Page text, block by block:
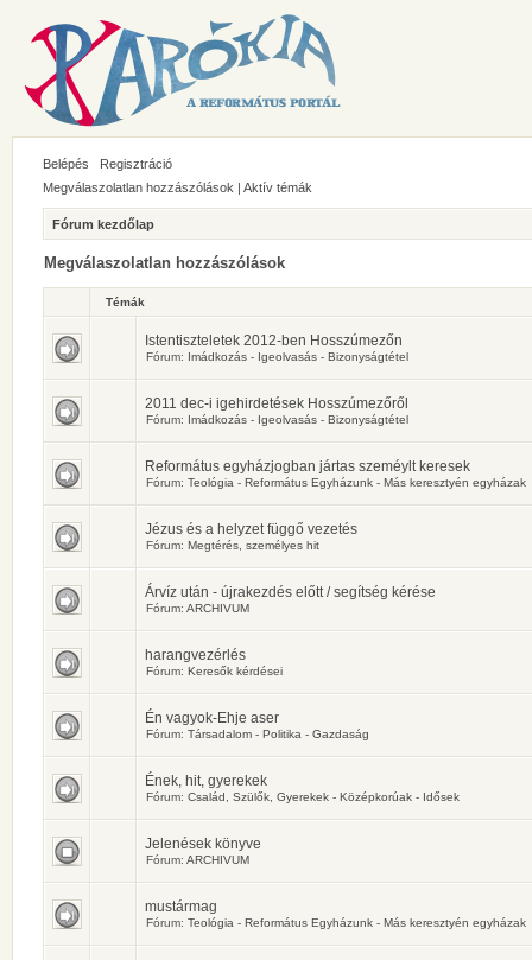
Belépés
Regisztráció
Megválaszolatlan hozzászólások | Aktív témák
Fórum kezdőlap
Megválaszolatlan hozzászólások
Témák
Istentiszteletek 2012-ben Hosszúmezőn
Fórum: Imádkozás - Igeolvasás - Bizonyságtétel
2011 dec-i igehirdetések Hosszúmezőről
Fórum: Imádkozás - Igeolvasás - Bizonyságtétel
Református egyházjogban jártas szeméylt keresek
Fórum: Teológia - Református Egyházunk - Más keresztyén egyházak
Jézus és a helyzet függő vezetés
Fórum: Megtérés, személyes hit
Árvíz után - újrakezdés előtt / segítség kérése
Fórum: ARCHIVUM
harangvezérlés
Fórum: Keresők kérdései
Én vagyok-Ehje aser
Fórum: Társadalom - Politika - Gazdaság
Ének, hit, gyerekek
Fórum: Család, Szülők, Gyerekek - Középkorúak - Idősek
Jelenések könyve
Fórum: ARCHIVUM
mustármag
Fórum: Teológia - Református Egyházunk - Más keresztyén egyházak